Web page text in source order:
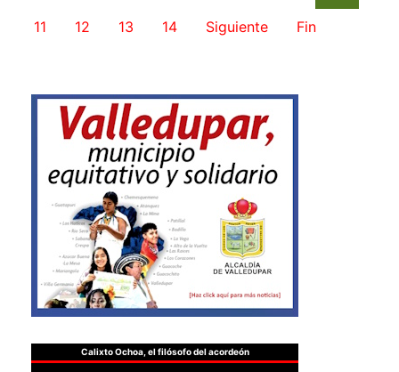
11 12 13 14 Siguiente Fin
Calixto Ochoa, el filósofo del acordeón